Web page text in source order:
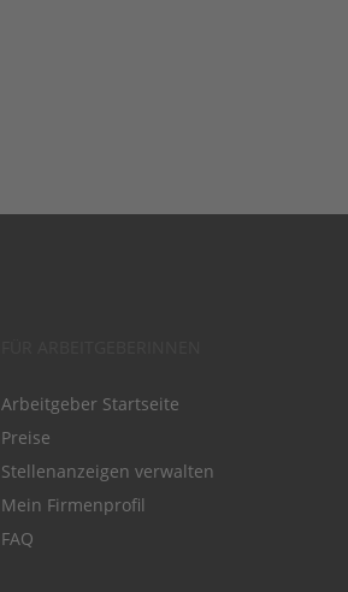
Arbeitgeber Startseite
Preise
Stellenanzeigen verwalten
Mein Firmenprofil
FAQ